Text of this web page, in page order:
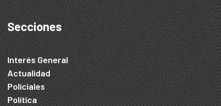
Secciones
Interés General
Actualidad
Policiales
Política